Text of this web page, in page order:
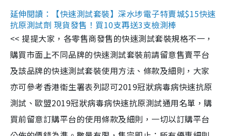
延伸閱讀：【快速測試套裝】深水埗電子特賣城$15快速
抗原測試劑 現貨發售！買10支再送3支檢測棒
<< 提提大家，各零售商發售的快速測試套裝規格不一，
購買市面上不同品牌的快速測試套裝前請留意售賣平台
及該品牌的快速測試套裝使用方法、條款及細則，大家
亦可參考香港衞生署表列認可2019冠狀病毒病快速抗原
測試、歐盟2019冠狀病毒病快速抗原測試通用名單，購
買前留意訂購平台的使用條款及細則，一切以訂購平台